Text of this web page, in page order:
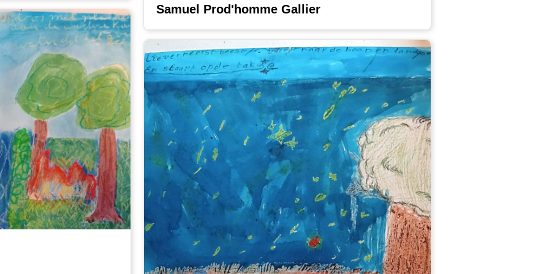
Samuel Prod'homme Gallier